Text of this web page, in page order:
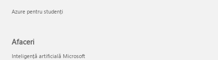
Azure pentru studenți
Afaceri
Inteligență artificială Microsoft